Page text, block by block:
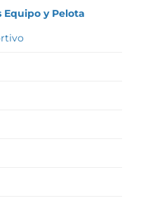
Equipo y Pelota